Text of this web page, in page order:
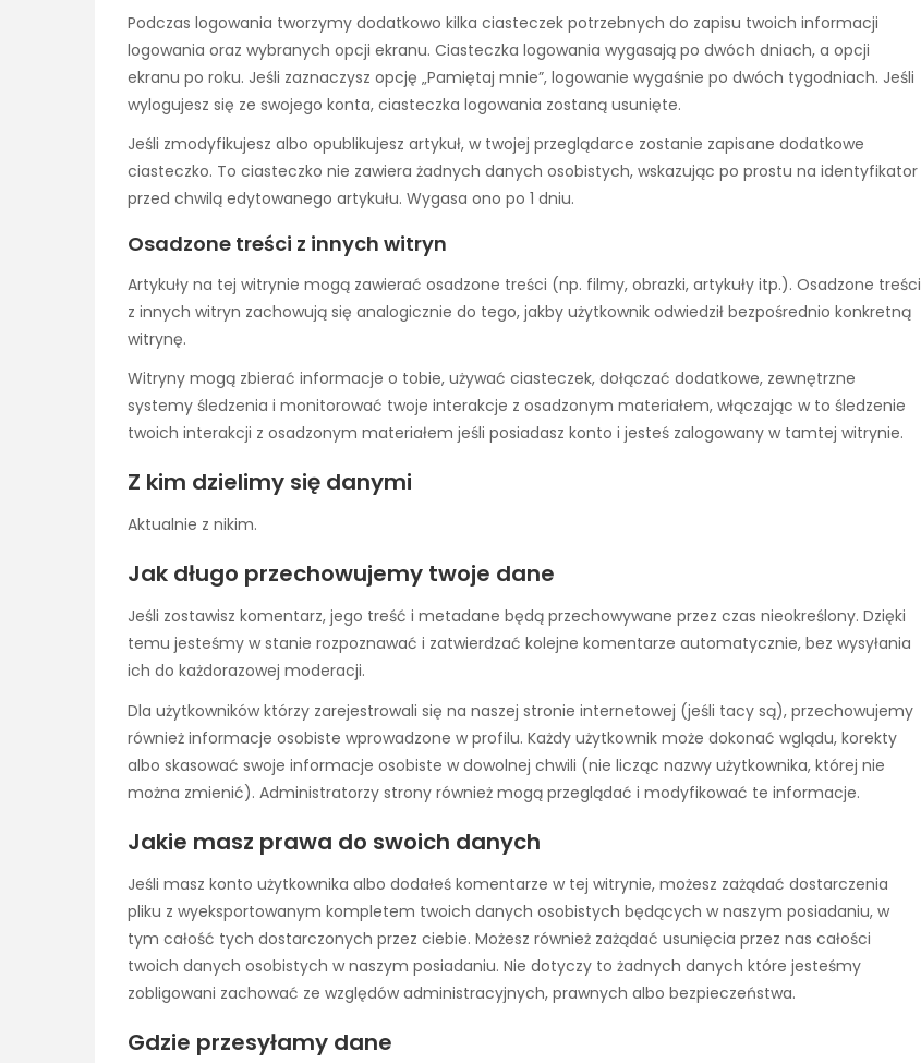
Podczas logowania tworzymy dodatkowo kilka ciasteczek potrzebnych do zapisu twoich informacji
logowania oraz wybranych opcji ekranu. Ciasteczka logowania wygasają po dwóch dniach, a opcji
ekranu po roku. Jeśli zaznaczysz opcję „Pamiętaj mnie”, logowanie wygaśnie po dwóch tygodniach. Jeśli
wylogujesz się ze swojego konta, ciasteczka logowania zostaną usunięte.
Jeśli zmodyfikujesz albo opublikujesz artykuł, w twojej przeglądarce zostanie zapisane dodatkowe
ciasteczko. To ciasteczko nie zawiera żadnych danych osobistych, wskazując po prostu na identyfikator
przed chwilą edytowanego artykułu. Wygasa ono po 1 dniu.
Osadzone treści z innych witryn
Artykuły na tej witrynie mogą zawierać osadzone treści (np. filmy, obrazki, artykuły itp.). Osadzone treści
z innych witryn zachowują się analogicznie do tego, jakby użytkownik odwiedził bezpośrednio konkretną
witrynę.
Witryny mogą zbierać informacje o tobie, używać ciasteczek, dołączać dodatkowe, zewnętrzne
systemy śledzenia i monitorować twoje interakcje z osadzonym materiałem, włączając w to śledzenie
twoich interakcji z osadzonym materiałem jeśli posiadasz konto i jesteś zalogowany w tamtej witrynie.
Z kim dzielimy się danymi
Aktualnie z nikim.
Jak długo przechowujemy twoje dane
Jeśli zostawisz komentarz, jego treść i metadane będą przechowywane przez czas nieokreślony. Dzięki
temu jesteśmy w stanie rozpoznawać i zatwierdzać kolejne komentarze automatycznie, bez wysyłania
ich do każdorazowej moderacji.
Dla użytkowników którzy zarejestrowali się na naszej stronie internetowej (jeśli tacy są), przechowujemy
również informacje osobiste wprowadzone w profilu. Każdy użytkownik może dokonać wglądu, korekty
albo skasować swoje informacje osobiste w dowolnej chwili (nie licząc nazwy użytkownika, której nie
można zmienić). Administratorzy strony również mogą przeglądać i modyfikować te informacje.
Jakie masz prawa do swoich danych
Jeśli masz konto użytkownika albo dodałeś komentarze w tej witrynie, możesz zażądać dostarczenia
pliku z wyeksportowanym kompletem twoich danych osobistych będących w naszym posiadaniu, w
tym całość tych dostarczonych przez ciebie. Możesz również zażądać usunięcia przez nas całości
twoich danych osobistych w naszym posiadaniu. Nie dotyczy to żadnych danych które jesteśmy
zobligowani zachować ze względów administracyjnych, prawnych albo bezpieczeństwa.
Gdzie przesyłamy dane